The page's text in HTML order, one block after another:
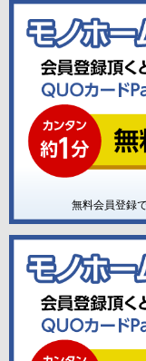
無料会員登録